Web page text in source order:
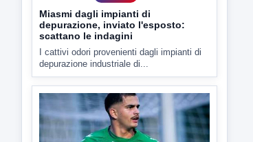
Miasmi dagli impianti di
depurazione, inviato l'esposto:
scattano le indagini
I cattivi odori provenienti dagli impianti di
depurazione industriale di...